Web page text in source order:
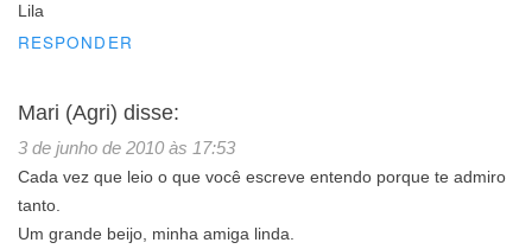
Lila
RESPONDER
Mari (Agri) disse:
3 de junho de 2010 às 17:53
Cada vez que leio o que você escreve entendo porque te admiro
tanto.
Um grande beijo, minha amiga linda.